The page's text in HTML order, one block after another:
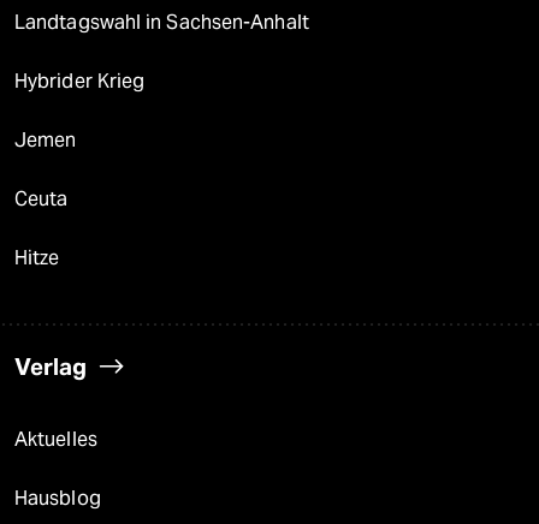
Landtagswahl in Sachsen-Anhalt
Hybrider Krieg
Jemen
Ceuta
Hitze
Verlag
Aktuelles
Hausblog